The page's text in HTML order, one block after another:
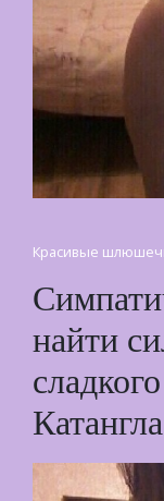
Красивые
найти
Катангла